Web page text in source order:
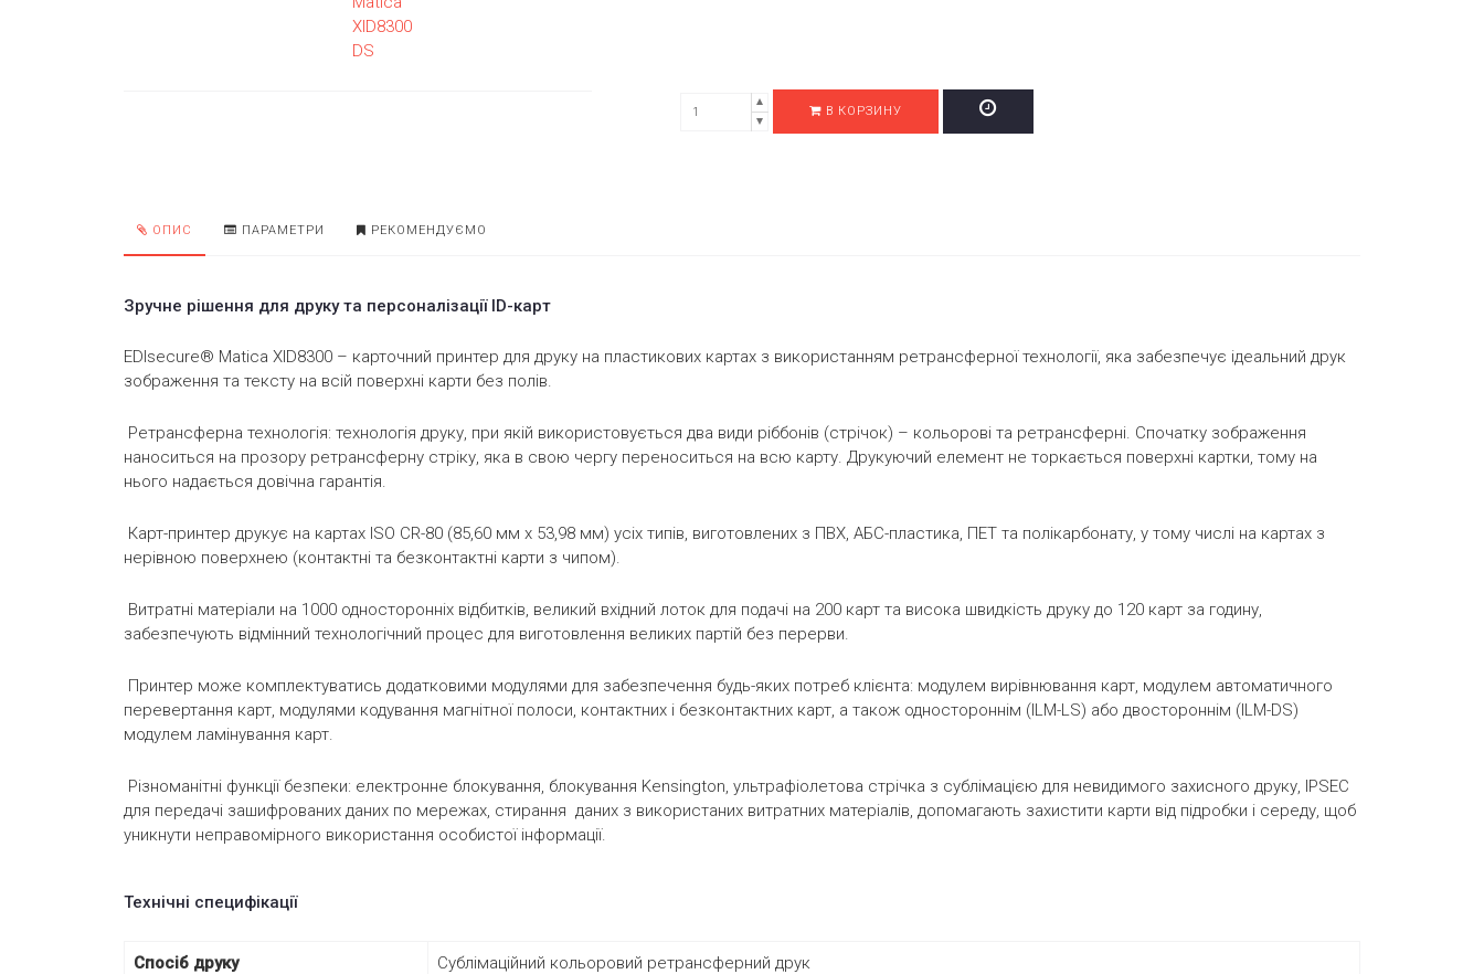
В КОРЗИНУ
ОПИС ПАРАМЕТРИ РЕКОМЕНДУЄМО
Зручне рішення для друку та персоналізації ID-карт
EDIsecure® Matica XID8300 – карточний принтер для друку на пластикових картах з використанням ретрансферної технології, яка забезпечує ідеальний друк
зображення та тексту на всій поверхні карти без полів.
Ретрансферна технологія: технологія друку, при якій використовується два види ріббонів (стрічок) – кольорові та ретрансферні. Спочатку зображення
наноситься на прозору ретрансферну стріку, яка в свою чергу переноситься на всю карту. Друкуючий елемент не торкається поверхні картки, тому на
нього надається довічна гарантія.
Карт-принтер друкує на картах ISO CR-80 (85,60 мм х 53,98 мм) усіх типів, виготовлених з ПВХ, АБС-пластика, ПЕТ та полікарбонату, у тому числі на картах з
нерівною поверхнею (контактні та безконтактні карти з чипом).
Витратні матеріали на 1000 односторонніх відбитків, великий вхідний лоток для подачі на 200 карт та висока швидкість друку до 120 карт за годину,
забезпечують відмінний технологічний процес для виготовлення великих партій без перерви.
Принтер може комплектуватись додатковими модулями для забезпечення будь-яких потреб клієнта: модулем вирівнювання карт, модулем автоматичного
перевертання карт, модулями кодування магнітної полоси, контактних і безконтактних карт, а також одностороннім (ILM-LS) або двостороннім (ILM-DS)
модулем ламінування карт.
Різноманітні функції безпеки: електронне блокування, блокування Kensington, ультрафіолетова стрічка з сублімацією для невидимого захисного друку, IPSEC
для передачі зашифрованих даних по мережах, стирання даних з використаних витратних матеріалів, допомагають захистити карти від підробки і середу, щоб
уникнути неправомірного використання особистої інформації.
Технічні специфікації
Спосіб друку Сублімаційний кольоровий ретрансферний друк